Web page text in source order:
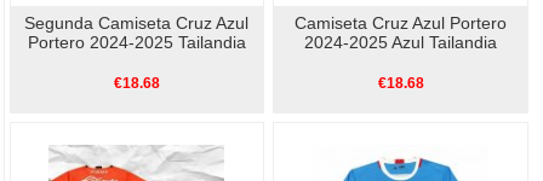
Segunda Camiseta Cruz Azul
Portero 2024-2025 Tailandia
€18.68
Camiseta Cruz Azul Portero
2024-2025 Azul Tailandia
€18.68